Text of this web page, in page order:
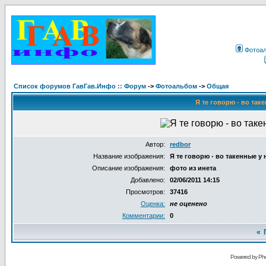
Список форумов ГавГав.Инфо :: Форум -> Фотоальбом -> Общая
Я те говорю - во
Автор:
redbor
Название изображения:
Я те говорю - во такенные у
Описание изображения:
фото из инета
Добавлено:
02/06/2011 14:15
Просмотров:
37416
Оценка:
не оценено
Комментарии:
0
«
Powered by